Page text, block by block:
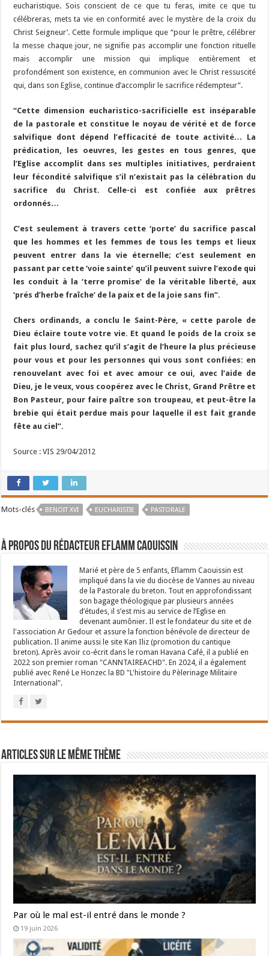
eucharistique. Sois conscient de ce que tu feras, imite ce que tu
célébreras, mets ta vie en conformité avec le mystère de la croix du
Christ Seigneur’. Cette formule implique que “pour le prêtre, célébrer
la messe chaque jour, ne signifie pas accomplir une fonction rituelle
mais accomplir une mission qui implique entièrement et
profondément son existence, en communion avec le Christ ressuscité
qui, dans son Eglise, continue d’accomplir le sacrifice rédempteur”.
“Cette dimension eucharistico-sacrificielle est inséparable
de la pastorale et constitue le noyau de vérité et de force
salvifique dont dépend l’efficacité de toute activité… La
prédication, les oeuvres, les gestes en tous genres, que
l’Eglise accomplit dans ses multiples initiatives, perdraient
leur fécondité salvifique s’il n’existait pas la célébration du
sacrifice du Christ. Celle-ci est confiée aux prêtres
ordonnés…
C’est seulement à travers cette ‘porte’ du sacrifice pascal
que les hommes et les femmes de tous les temps et lieux
peuvent entrer dans la vie éternelle; c’est seulement en
passant par cette ‘voie sainte’ qu’il peuvent suivre l’exode qui
les conduit à la ‘terre promise’ de la véritable liberté, aux
‘prés d’herbe fraîche’ de la paix et de la joie sans fin”.
Chers ordinands, a conclu le Saint-Père, « cette parole de
Dieu éclaire toute votre vie. Et quand le poids de la croix se
fait plus lourd, sachez qu’il s’agit de l’heure la plus précieuse
pour vous et pour les personnes qui vous sont confiées: en
renouvelant avec foi et avec amour ce oui, avec l’aide de
Dieu, je le veux, vous coopérez avec le Christ, Grand Prêtre et
Bon Pasteur, pour faire paître son troupeau, et peut-être la
brebie qui était perdue mais pour laquelle il est fait grande
fête au ciel”.
Source : VIS 29/04/2012
Mots-clés BENOIT XVI EUCHARISTIE PASTORALE
À propos du rédacteur Eflamm Caouissin
Marié et père de 5 enfants, Eflamm Caouissin est
impliqué dans la vie du diocèse de Vannes au niveau
de la Pastorale du breton. Tout en approfondissant
son bagage théologique par plusieurs années
d’études, il s’est mis au service de l’Eglise en
devenant aumônier. Il est le fondateur du site et de
l'association Ar Gedour et assure la fonction bénévole de directeur de
publication. Il anime aussi le site Kan Iliz (promotion du cantique
breton). Après avoir co-écrit dans le roman Havana Café, il a publié en
2022 son premier roman "CANNTAIREACHD". En 2024, il a également
publié avec René Le Honzec la BD "L'histoire du Pèlerinage Militaire
International".
Articles sur le même thème
Par où le mal est-il entré dans le monde ?
19 juin 2026